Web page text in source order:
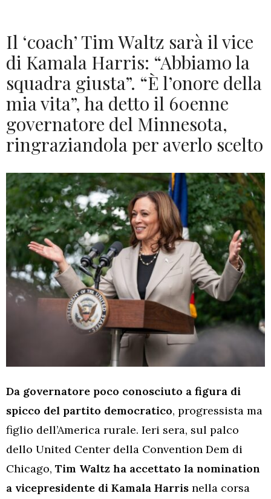
Il ‘coach’ Tim Waltz sarà il vice
di Kamala Harris: “Abbiamo la
squadra giusta”. “È l’onore della
mia vita”, ha detto il 60enne
governatore del Minnesota,
ringraziandola per averlo scelto
Da governatore poco conosciuto a figura di
spicco del partito democratico, progressista ma
figlio dell’America rurale. Ieri sera, sul palco
dello United Center della Convention Dem di
Chicago, Tim Waltz ha accettato la nomination
a vicepresidente di Kamala Harris nella corsa